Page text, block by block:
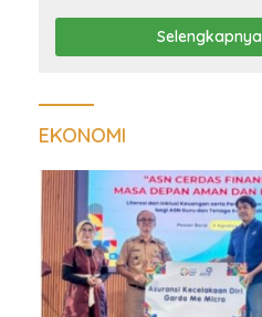
Mengorbit
Selengkapnya
EKONOMI